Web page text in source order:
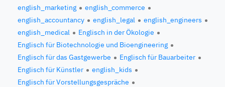
english_marketing
english_commerce
english_accountancy
english_legal
english_engineers
english_medical
Englisch in der Ökologie
Englisch für Biotechnologie und Bioengineering
Englisch für das Gastgewerbe
Englisch für Bauarbeiter
Englisch für Künstler
english_kids
Englisch für Vorstellungsgespräche